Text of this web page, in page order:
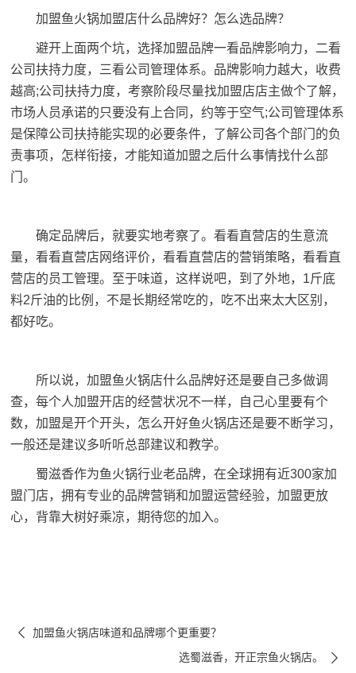
加盟鱼火锅加盟店什么品牌好？怎么选品牌？
避开上面两个坑，选择加盟品牌一看品牌影响力，二看
公司扶持力度，三看公司管理体系。品牌影响力越大，收费
越高;公司扶持力度，考察阶段尽量找加盟店店主做个了解，
市场人员承诺的只要没有上合同，约等于空气;公司管理体系
是保障公司扶持能实现的必要条件，了解公司各个部门的负
责事项，怎样衔接，才能知道加盟之后什么事情找什么部
门。
确定品牌后，就要实地考察了。看看直营店的生意流
量，看看直营店网络评价，看看直营店的营销策略，看看直
营店的员工管理。至于味道，这样说吧，到了外地，1斤底
料2斤油的比例，不是长期经常吃的，吃不出来太大区别，
都好吃。
所以说，加盟鱼火锅店什么品牌好还是要自己多做调
查，每个人加盟开店的经营状况不一样，自己心里要有个
数，加盟是开个开头，怎么开好鱼火锅店还是要不断学习，
一般还是建议多听听总部建议和教学。
蜀滋香作为鱼火锅行业老品牌，在全球拥有近300家加
盟门店，拥有专业的品牌营销和加盟运营经验，加盟更放
心，背靠大树好乘凉，期待您的加入。
加盟鱼火锅店味道和品牌哪个更重要？

选蜀滋香，开正宗鱼火锅店。